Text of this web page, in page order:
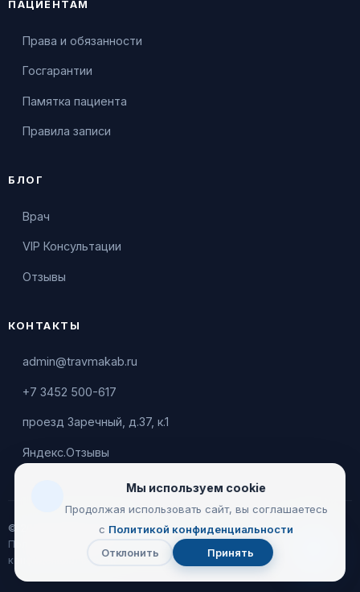
ПАЦИЕНТАМ
Права и обязанности
Госгарантии
Памятка пациента
Правила записи
БЛОГ
Врач
VIP Консультации
Отзывы
КОНТАКТЫ
admin@travmakab.ru
+7 3452 500-617
проезд Заречный, д.37, к.1
Яндекс.Отзывы
© 2026 Leontiev Clinic
Пользовательское соглашение
конфиденциальности
с
Мы используем cookie
Продолжая использовать сайт, вы соглашаетесь
с Политикой конфиденциальности
Отклонить Принять